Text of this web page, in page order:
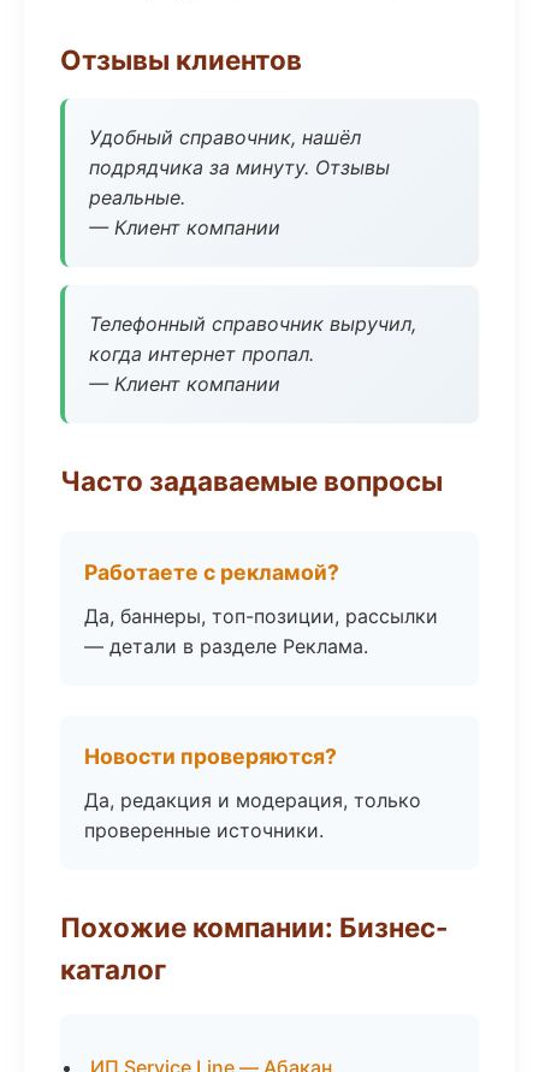
Отзывы клиентов
Удобный справочник, нашёл
подрядчика за минуту. Отзывы
реальные.
— Клиент компании
Телефонный справочник выручил,
когда интернет пропал.
— Клиент компании
Часто задаваемые вопросы
Работаете с рекламой?
Да, баннеры, топ-позиции, рассылки
— детали в разделе Реклама.
Новости проверяются?
Да, редакция и модерация, только
проверенные источники.
Похожие компании: Бизнес-
каталог
ИП Service Line — Абакан